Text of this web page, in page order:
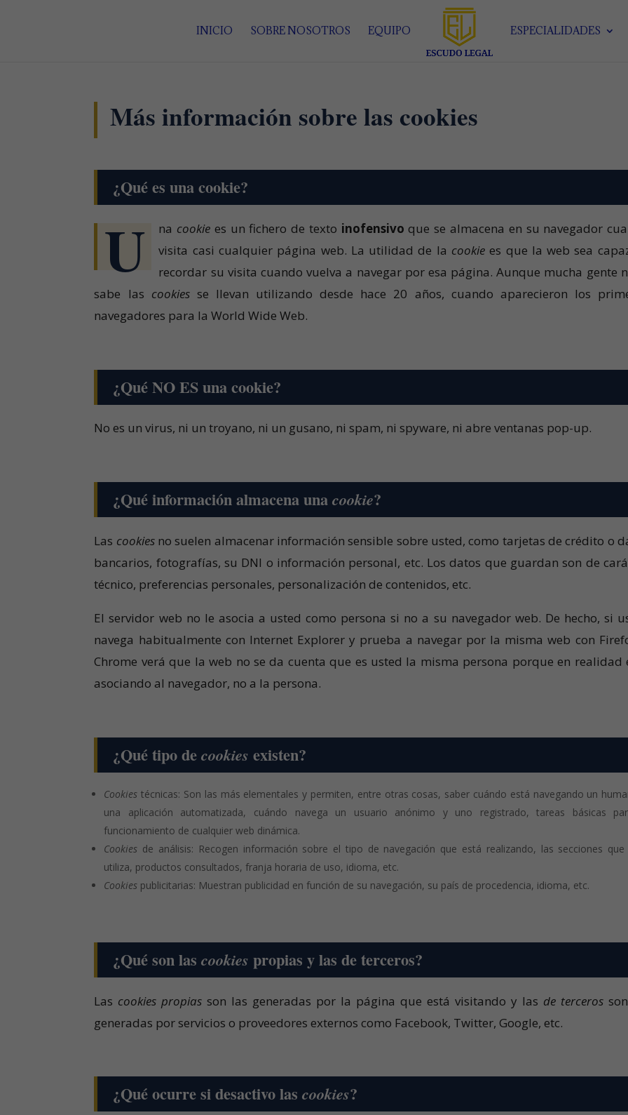
INICIO SOBRE NOSOTROS EQUIPO ESPECIALIDADES
Más información sobre las cookies
¿Qué es una cookie?
U na cookie es un fichero de texto inofensivo que se almacena en su navegador
visita casi cualquier página web. La utilidad de la cookie es que la web sea
recordar su visita cuando vuelva a navegar por esa página. Aunque mucha gente
sabe las cookiesse llevan utilizando desde hace 20 años, cuando aparecieron los
navegadores para la World Wide Web.
¿Qué NO ES una cookie?
No es un virus, ni un troyano, ni un gusano, ni spam, ni spyware, ni abre ventanas pop-up.
¿Qué información almacena unacookie?
Las cookiesno suelen almacenar información sensible sobre usted, como tarjetas de crédito o
bancarios, fotografías, su DNI o información personal, etc. Los datos que guardan son de
técnico, preferencias personales, personalización de contenidos, etc.
El servidor web no le asocia a usted como persona si no a su navegador web. De hecho, si
navega habitualmente con Internet Explorer y prueba a navegar por la misma web con
Chrome verá que la web no se da cuenta que es usted la misma persona porque en realidad
asociando al navegador, no a la persona.
¿Qué tipo decookies existen?
Cookies técnicas: Son las más elementales y permiten, entre otras cosas, saber cuándo está navegando un
una aplicación automatizada, cuándo navega un usuario anónimo y uno registrado, tareas básicas
funcionamiento de cualquier web dinámica.
Cookies de análisis: Recogen información sobre el tipo de navegación que está realizando, las secciones que
utiliza, productos consultados, franja horaria de uso, idioma, etc.
Cookies publicitarias: Muestran publicidad en función de su navegación, su país de procedencia, idioma, etc.
¿Qué son lascookies propias y las de terceros?
Las cookies propias son las generadas por la página que está visitando y las de terceros
generadas por servicios o proveedores externos como Facebook, Twitter, Google, etc.
¿Qué ocurre si desactivo lascookies?